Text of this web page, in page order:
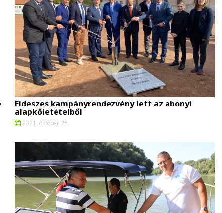
Fideszes kampányrendezvény lett az abonyi
alapkőletételből
2021. oktober 25.